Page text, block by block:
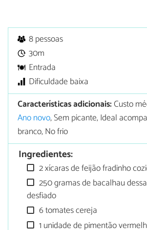
8 pessoas
30m
Entrada
Dificuldade baixa
Características adicionais:Custo
Ano novo, Sem picante, Ideal
branco, No frio
Ingredientes:
2 xícaras de feijão fradinho
250 gramas de bacalhau
desfiado
6 tomates cereja
1 unidade de pimentão